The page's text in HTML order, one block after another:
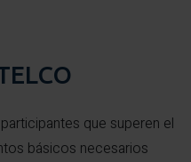
que superen el
básicos necesarios